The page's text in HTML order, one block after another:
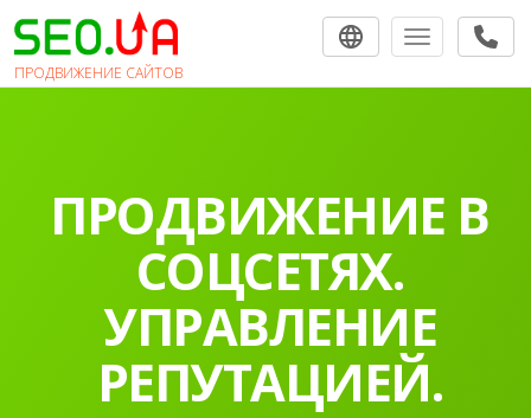
ПРОДВИЖЕНИЕ САЙТОВ
Toggle
ПРОДВИЖЕНИЕ В
СОЦСЕТЯХ.
УПРАВЛЕНИЕ
РЕПУТАЦИЕЙ.